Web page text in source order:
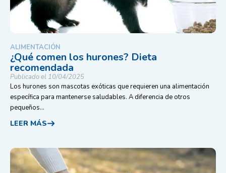
ALIMENTACIÓN
¿Qué comen los hurones? Dieta
recomendada
Publicado el 10/04/2025
Los hurones son mascotas exóticas que requieren una alimentación
específica para mantenerse saludables. A diferencia de otros
pequeños...
LEER MÁS